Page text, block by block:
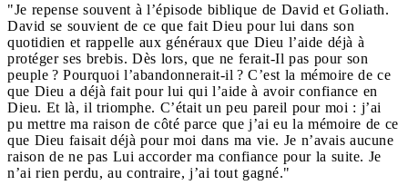
"Je repense souvent à l’épisode biblique de David et Goliath.
David se souvient de ce que fait Dieu pour lui dans son
quotidien et rappelle aux généraux que Dieu l’aide déjà à
protéger ses brebis. Dès lors, que ne ferait-Il pas pour son
peuple ? Pourquoi l’abandonnerait-il ? C’est la mémoire de ce
que Dieu a déjà fait pour lui qui l’aide à avoir confiance en
Dieu. Et là, il triomphe. C’était un peu pareil pour moi : j’ai
pu mettre ma raison de côté parce que j’ai eu la mémoire de ce
que Dieu faisait déjà pour moi dans ma vie. Je n’avais aucune
raison de ne pas Lui accorder ma confiance pour la suite. Je
n’ai rien perdu, au contraire, j’ai tout gagné."